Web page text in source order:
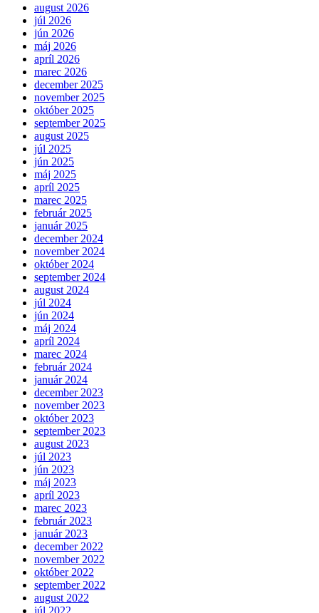
august 2026
júl 2026
jún 2026
máj 2026
apríl 2026
marec 2026
december 2025
november 2025
október 2025
september 2025
august 2025
júl 2025
jún 2025
máj 2025
apríl 2025
marec 2025
február 2025
január 2025
december 2024
november 2024
október 2024
september 2024
august 2024
júl 2024
jún 2024
máj 2024
apríl 2024
marec 2024
február 2024
január 2024
december 2023
november 2023
október 2023
september 2023
august 2023
júl 2023
jún 2023
máj 2023
apríl 2023
marec 2023
február 2023
január 2023
december 2022
november 2022
október 2022
september 2022
august 2022
júl 2022